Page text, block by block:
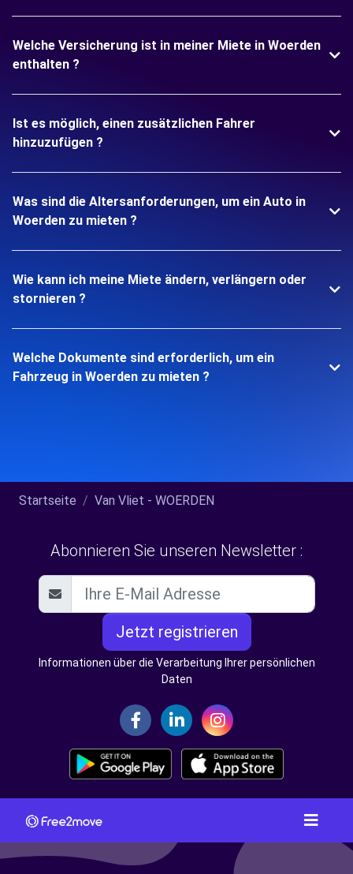
Welche Versicherung ist in meiner Miete in Woerden
enthalten ?
Ist es möglich, einen zusätzlichen Fahrer
hinzuzufügen ?
Was sind die Altersanforderungen, um ein Auto in
Woerden zu mieten ?
Wie kann ich meine Miete ändern, verlängern oder
stornieren ?
Welche Dokumente sind erforderlich, um ein
Fahrzeug in Woerden zu mieten ?
Startseite Van Vliet - WOERDEN
Abonnieren Sie unseren Newsletter :
Jetzt registrieren
Informationen über die Verarbeitung Ihrer persönlichen
Daten